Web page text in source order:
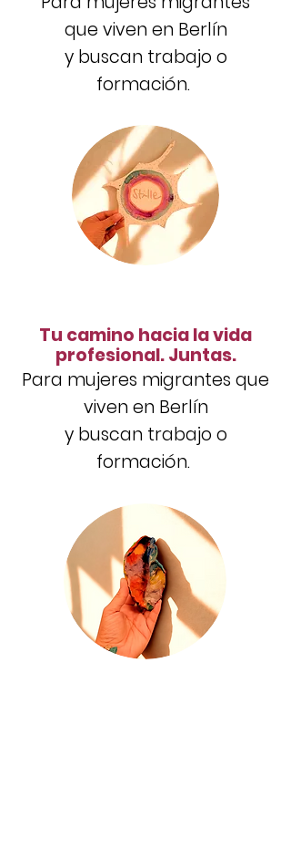
que viven en Berlín
y buscan trabajo o
formación.
Tu camino hacia la vida
profesional. Juntas.
Para mujeres migrantes que
viven en Berlín
y buscan trabajo o
formación.